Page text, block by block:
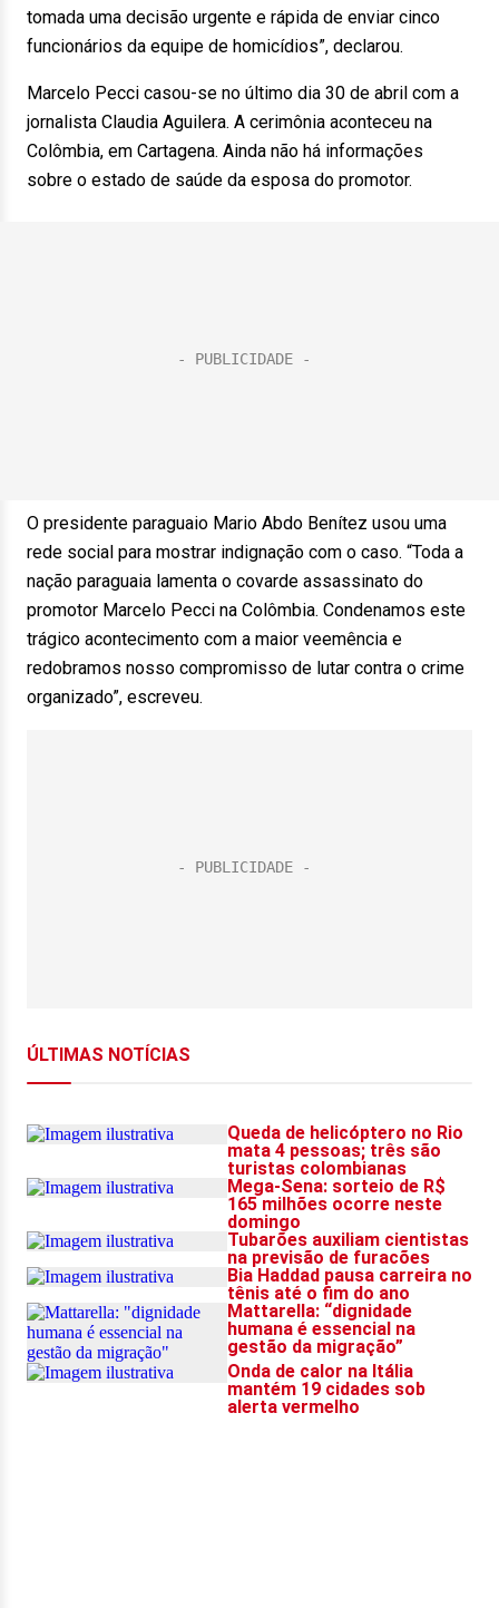
tomada uma decisão urgente e rápida de enviar cinco
funcionários da equipe de homicídios”, declarou.
Marcelo Pecci casou-se no último dia 30 de abril com a
jornalista Claudia Aguilera. A cerimônia aconteceu na
Colômbia, em Cartagena. Ainda não há informações
sobre o estado de saúde da esposa do promotor.
O presidente paraguaio Mario Abdo Benítez usou uma
rede social para mostrar indignação com o caso. “Toda a
nação paraguaia lamenta o covarde assassinato do
promotor Marcelo Pecci na Colômbia. Condenamos este
trágico acontecimento com a maior veemência e
redobramos nosso compromisso de lutar contra o crime
organizado”, escreveu.